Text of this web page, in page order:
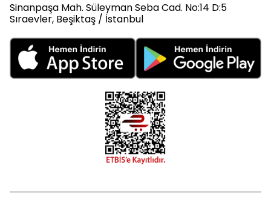
Sinanpaşa Mah. Süleyman Seba Cad. No:14 D:5
Sıraevler, Beşiktaş / İstanbul